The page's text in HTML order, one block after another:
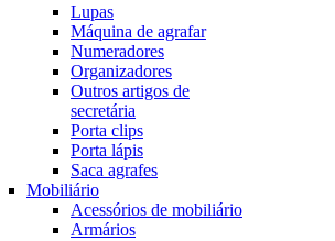
Lupas
Máquina de agrafar
Numeradores
Organizadores
Outros artigos de
secretária
Porta clips
Porta lápis
Saca agrafes
Mobiliário
Acessórios de mobiliário
Armários